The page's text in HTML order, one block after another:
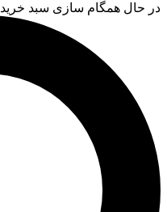
در حال همگام سازی سبد خرید